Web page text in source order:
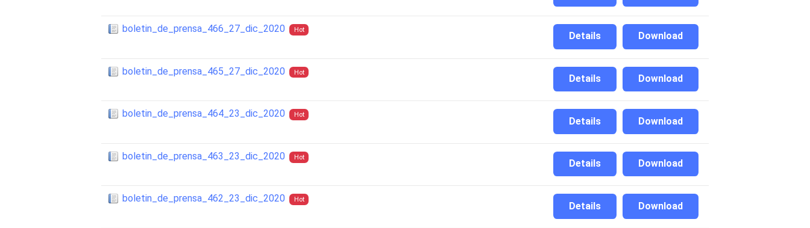
boletin_de_prensa_466_27_dic_2020 Hot
Download
Details
boletin_de_prensa_465_27_dic_2020 Hot
Download
Details
boletin_de_prensa_464_23_dic_2020 Hot
Download
Details
boletin_de_prensa_463_23_dic_2020 Hot
Download
Details
boletin_de_prensa_462_23_dic_2020 Hot
Download
Details